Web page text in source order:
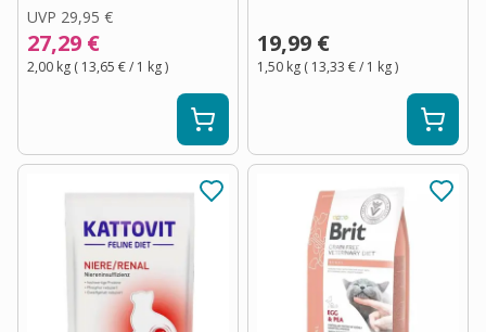
UVP 29,95 €
27,29 €
2,00 kg ( 13,65 €/ 1 kg)
19,99 €
1,50 kg ( 13,33 €/ 1 kg)